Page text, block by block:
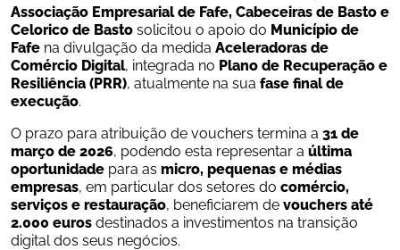
Associação Empresarial de Fafe, Cabeceiras de Basto e
Celorico de Basto solicitou o apoio do Município de
Fafe na divulgação da medida Aceleradoras de
Comércio Digital, integrada no Plano de Recuperação e
Resiliência (PRR), atualmente na sua fase final de
execução.
O prazo para atribuição de vouchers termina a 31 de
março de 2026, podendo esta representar a última
oportunidade para as micro, pequenas e médias
empresas, em particular dos setores do comércio,
serviços e restauração, beneficiarem de vouchers até
2.000 euros destinados a investimentos na transição
digital dos seus negócios.